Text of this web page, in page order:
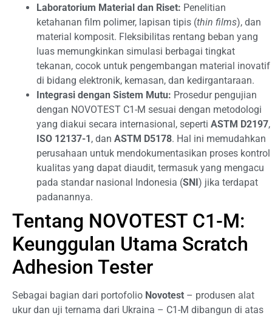
Laboratorium Material dan Riset: Penelitian
ketahanan film polimer, lapisan tipis (thin films), dan
material komposit. Fleksibilitas rentang beban yang
luas memungkinkan simulasi berbagai tingkat
tekanan, cocok untuk pengembangan material inovatif
di bidang elektronik, kemasan, dan kedirgantaraan.
Integrasi dengan Sistem Mutu: Prosedur pengujian
dengan NOVOTEST C1-M sesuai dengan metodologi
yang diakui secara internasional, seperti ASTM D2197,
ISO 12137-1, dan ASTM D5178. Hal ini memudahkan
perusahaan untuk mendokumentasikan proses kontrol
kualitas yang dapat diaudit, termasuk yang mengacu
pada standar nasional Indonesia (SNI) jika terdapat
padanannya.
Tentang NOVOTEST C1-M:
Keunggulan Utama Scratch
Adhesion Tester
Sebagai bagian dari portofolio Novotest – produsen alat
ukur dan uji ternama dari Ukraina – C1-M dibangun di atas